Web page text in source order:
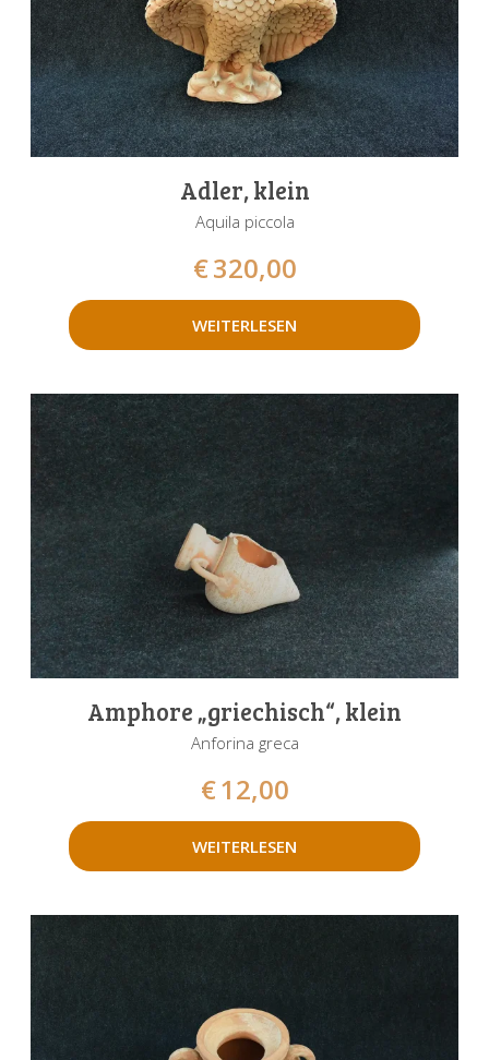
Adler, klein
Aquila piccola
€320,00
WEITERLESEN
Amphore „griechisch“, klein
Anforina greca
€12,00
WEITERLESEN